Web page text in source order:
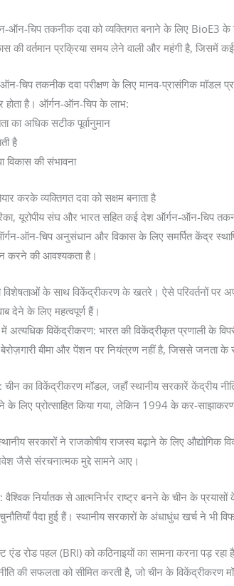
चिप तकनीक दवा को व्यक्तिगत बनाने के लिए BioE3 के
की वर्तमान प्रक्रिया समय लेने वाली और महंगी है, जिसमें
चिप तकनीक दवा परीक्षण के लिए मानव-प्रासंगिक मॉडल
होता है। ऑर्गन-ऑन-चिप के लाभ:
का अधिक सटीक पूर्वानुमान
है
की संभावना
करके व्यक्तिगत दवा को सक्षम बनाता है
यूरोपीय संघ और भारत सहित कई देश ऑर्गन-ऑन-चिप
ऑन-चिप अनुसंधान और विकास के लिए समर्पित केंद्र
करने की आवश्यकता है।
के साथ विकेंद्रीकरण के खतरे। ऐसे परिवर्तनों पर
देने के लिए महत्वपूर्ण हैं।
विकेंद्रीकरण: भारत की विकेंद्रीकृत प्रणाली के
बीमा और पेंशन पर नियंत्रण नहीं है, जिससे जनता
चीन का विकेंद्रीकरण मॉडल, जहाँ स्थानीय सरकारें केंद्रीय
के लिए प्रोत्साहित किया गया, लेकिन 1994 के कर-
सरकारों ने राजकोषीय राजस्व बढ़ाने के लिए
जैसे संरचनात्मक मुद्दे सामने आए।
निर्यातक से आत्मनिर्भर राष्ट्र बनने के चीन के
पैदा हुई हैं। स्थानीय सरकारों के अंधाधुंध खर्च ने भी
एंड रोड पहल (BRI) को कठिनाइयों का सामना करना पड़
की सफलता को सीमित करती है, जो चीन के विकेंद्रीकरण